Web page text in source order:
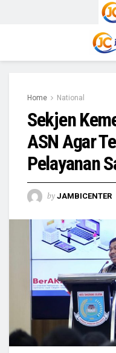
Home National
Sekjen
ASN Agar
Pelayanan
by JAMBICENTER